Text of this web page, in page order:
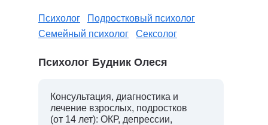
Психолог
Подростковый психолог
Семейный психолог
Сексолог
Психолог Будник Олеся
Консультация, диагностика и
лечение взрослых, подростков
(от 14 лет): ОКР, депрессии,